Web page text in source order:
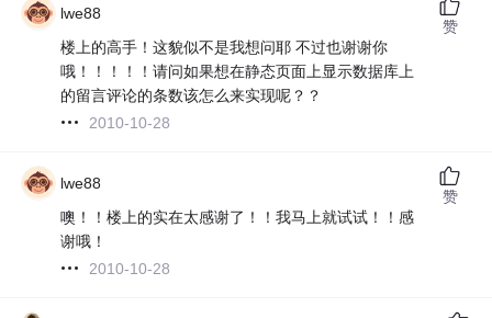
lwe88
楼上的高手！这貌似不是我想问耶 不过也谢谢你
哦！！！！！请问如果想在静态页面上显示数据库上
的留言评论的条数该怎么来实现呢？？
2010-10-28
赞
lwe88
噢！！楼上的实在太感谢了！！我马上就试试！！感
谢哦！
2010-10-28
赞